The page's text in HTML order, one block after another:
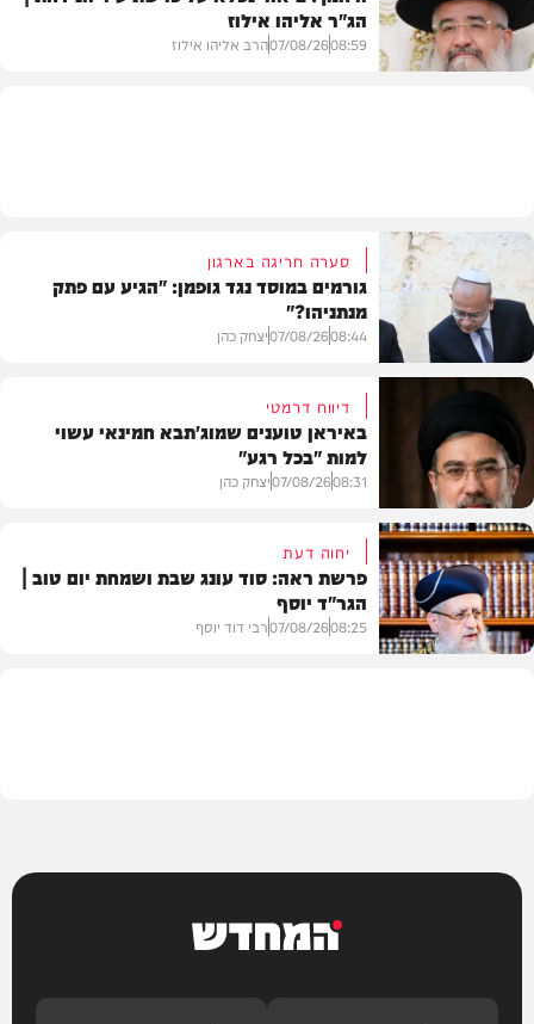
וידאו
הג"ר אליהו אילוז
08:59
07/08/26הרב אליהו אילוז
צבא וביטחון
סערה חריגה בארגון
גורמים במוסד נגד גופמן: "הגיע עם פתק
מנתניהו?"
08:44
07/08/26יצחק כהן
חדשות
דיווח דרמטי
באיראן טוענים שמוג'תבא חמינאי עשוי
למות "בכל רגע"
08:31
07/08/26יצחק כהן
יחוה דעת
פרשת ראה: סוד עונג שבת ושמחת יום טוב |
הגר"ד יוסף
08:25
07/08/26רבי דוד יוסף
המחדש